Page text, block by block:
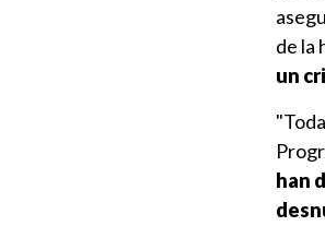
de la
un
han